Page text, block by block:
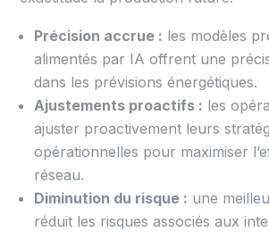
Précision accrue : les modèles
alimentés par IA offrent une
dans les prévisions énergétiques.
Ajustements proactifs : les
ajuster proactivement leurs
opérationnelles pour maximiser
réseau.
Diminution du risque : une
réduit les risques associés aux